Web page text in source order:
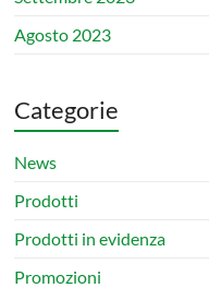
Agosto 2023
Categorie
News
Prodotti
Prodotti in evidenza
Promozioni